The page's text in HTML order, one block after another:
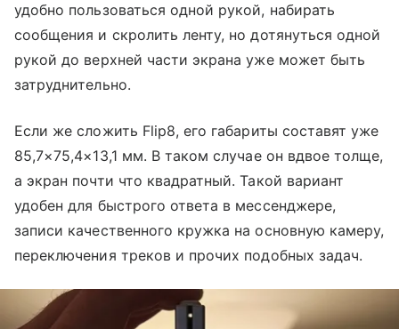
удобно пользоваться одной рукой, набирать
сообщения и скролить ленту, но дотянуться одной
рукой до верхней части экрана уже может быть
затруднительно.
Если же сложить Flip8, его габариты составят уже
85,7×75,4×13,1 мм. В таком случае он вдвое толще,
а экран почти что квадратный. Такой вариант
удобен для быстрого ответа в мессенджере,
записи качественного кружка на основную камеру,
переключения треков и прочих подобных задач.